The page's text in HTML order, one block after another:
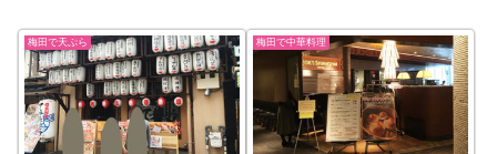
梅田で天ぷら 梅田で中華料理